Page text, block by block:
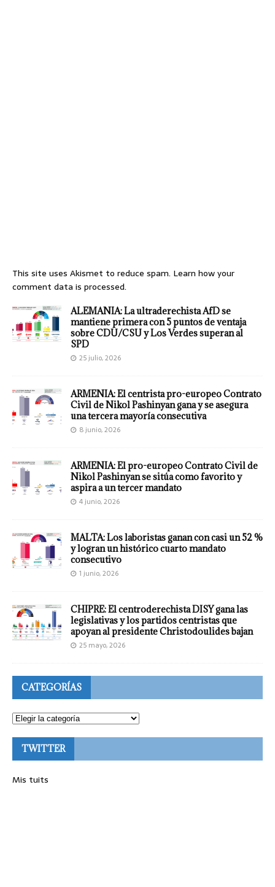
This site uses Akismet to reduce spam. Learn how your
comment data is processed.
ALEMANIA: La ultraderechista AfD se
mantiene primera con 5 puntos de ventaja
sobre CDU/CSU y Los Verdes superan al
SPD
25 julio, 2026
ARMENIA: El centrista pro-europeo Contrato
Civil de Nikol Pashinyan gana y se asegura
una tercera mayoría consecutiva
8 junio, 2026
ARMENIA: El pro-europeo Contrato Civil de
Nikol Pashinyan se sitúa como favorito y
aspira a un tercer mandato
4 junio, 2026
MALTA: Los laboristas ganan con casi un 52 %
y logran un histórico cuarto mandato
consecutivo
1 junio, 2026
CHIPRE: El centroderechista DISY gana las
legislativas y los partidos centristas que
apoyan al presidente Christodoulides bajan
25 mayo, 2026
CATEGORÍAS
TWITTER
Mis tuits